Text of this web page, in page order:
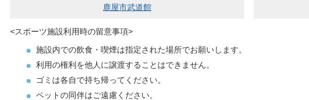
鹿屋市武道館
<スポーツ施設利用時の留意事項>
施設内での飲食・喫煙は指定された場所でお願いします。
利用の権利を他人に譲渡することはできません。
ゴミは各自で持ち帰ってください。
ペットの同伴はご遠慮ください。